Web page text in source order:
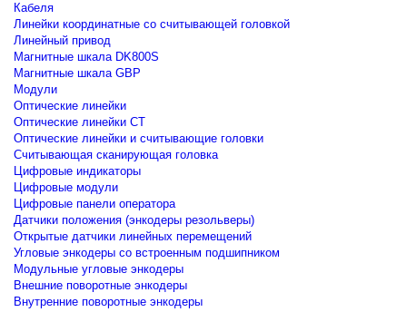
Кабеля
Линейки координатные со считывающей головкой
Линейный привод
Магнитные шкала DK800S
Магнитные шкала GBP
Модули
Оптические линейки
Оптические линейки CT
Оптические линейки и считывающие головки
Считывающая сканирующая головка
Цифровые индикаторы
Цифровые модули
Цифровые панели оператора
Датчики положения (энкодеры резольверы)
Открытые датчики линейных перемещений
Угловые энкодеры со встроенным подшипником
Модульные угловые энкодеры
Внешние поворотные энкодеры
Внутренние поворотные энкодеры